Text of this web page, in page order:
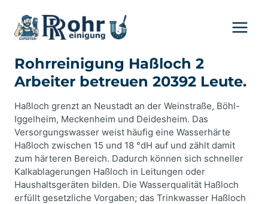
Inhalt
springen
Rohrreinigung Haßloch 2
Arbeiter betreuen 20392 Leute.
Haßloch grenzt an Neustadt an der Weinstraße, Böhl-
Iggelheim, Meckenheim und Deidesheim. Das
Versorgungswasser weist häufig eine Wasserhärte
Haßloch zwischen 15 und 18 °dH auf und zählt damit
zum härteren Bereich. Dadurch können sich schneller
Kalkablagerungen Haßloch in Leitungen oder
Haushaltsgeräten bilden. Die Wasserqualität Haßloch
erfüllt gesetzliche Vorgaben; das Trinkwasser Haßloch